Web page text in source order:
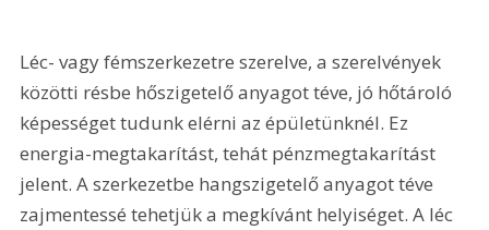
Léc- vagy fémszerkezetre szerelve, a szerelvények
közötti résbe hőszigetelő anyagot téve, jó hőtároló
képességet tudunk elérni az épületünknél. Ez
energia-megtakarítást, tehát pénzmegtakarítást
jelent. A szerkezetbe hangszigetelő anyagot téve
zajmentessé tehetjük a megkívánt helyiséget. A léc